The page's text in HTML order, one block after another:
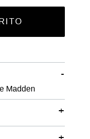
Madden